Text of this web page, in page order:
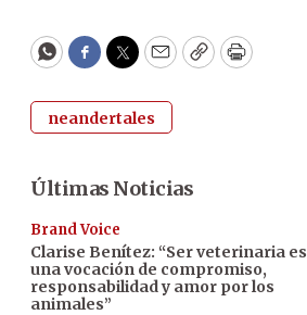
WhatsApp
Facebook
Twitter
EmailCopyPrint
neandertales
Últimas Noticias
Brand Voice
Clarise Benítez: “Ser veterinaria es
una vocación de compromiso,
responsabilidad y amor por los
animales”